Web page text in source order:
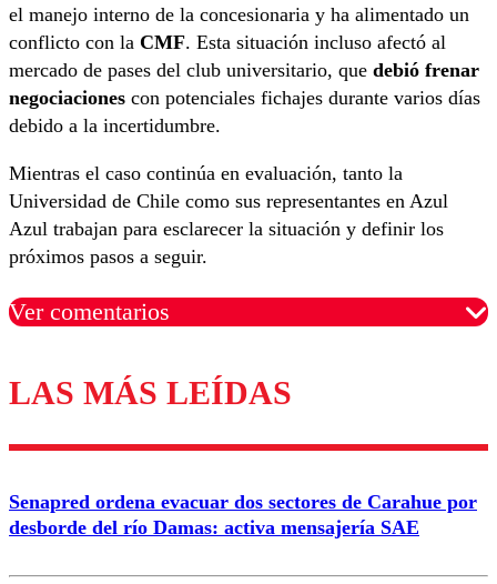
el manejo interno de la concesionaria y ha alimentado un
conflicto con la CMF. Esta situación incluso afectó al
mercado de pases del club universitario, que debió frenar
negociaciones con potenciales fichajes durante varios días
debido a la incertidumbre.
Mientras el caso continúa en evaluación, tanto la
Universidad de Chile como sus representantes en Azul
Azul trabajan para esclarecer la situación y definir los
próximos pasos a seguir.
Ver comentarios
Los comentarios son moderados para garantizar un
diálogo respetuoso.
Nombre
Correo
LAS MÁS LEÍDAS
Senapred ordena evacuar dos sectores de Carahue por
desborde del río Damas: activa mensajería SAE